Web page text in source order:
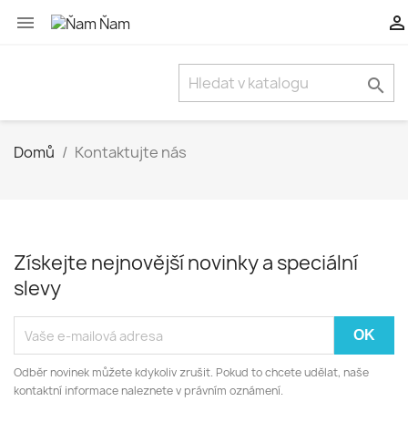
 

Domů Kontaktujte nás
Získejte nejnovější novinky a speciální
slevy
Odběr novinek můžete kdykoliv zrušit. Pokud to chcete udělat, naše
kontaktní informace naleznete v právním oznámení.